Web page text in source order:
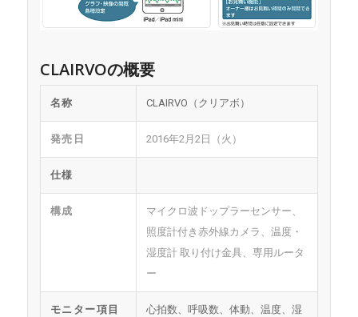
CLAIRVOの概要
名称 CLAIRVO（クリアボ）
発売日 2016年2月2日（火）
仕様
構成
マイクロ波ドップラーセンサー、
照度計付き赤外線カメラ、温度・
湿度計 取り付け金具、専用ルータ
ー
モニター項目
心拍数、呼吸数、体動、温度、湿